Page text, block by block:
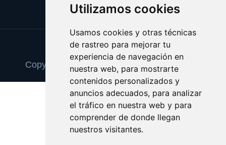
Utilizamos cookies
Usamos cookies y otras técnicas
de rastreo para mejorar tu
experiencia de navegación en
nuestra web, para mostrarte
contenidos personalizados y
anuncios adecuados, para analizar
el tráfico en nuestra web y para
comprender de donde llegan
nuestros visitantes.
Update cookies preferences
Copyright © 2025 trasplantedeorganos.com